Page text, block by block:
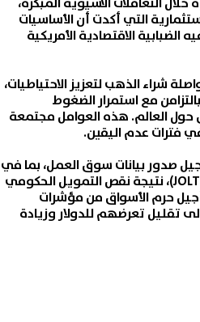
التي أكدت أن الأساسيات
الاقتصادية الأمريكية
شراء الذهب لتعزيز الاحتياطيات،
مع استمرار الضغوط
حول العالم. هذه العوامل مجتمعة
في فترات عدم اليقين.
صدور بيانات سوق العمل، بما في
ذلك تقرير الوظائف غير الزراعية ومسح الوظائف الشاغرة (JOLTS)، نتيجة نقص التمويل الحكومي
حرم الأسواق من مؤشرات
تقليل تعرضهم للدولار وزيادة